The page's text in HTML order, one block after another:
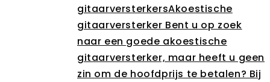
gitaarversterkersAkoestische
gitaarversterker Bent u op zoek
naar een goede akoestische
gitaarversterker, maar heeft u geen
zin om de hoofdprijs te betalen? Bij